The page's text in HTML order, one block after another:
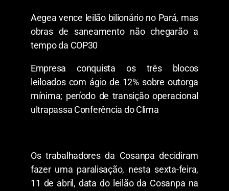
Aegea vence leilão bilionário no Pará, mas
obras de saneamento não chegarão a
tempo da COP30
Empresa conquista os três blocos
leiloados com ágio de 12% sobre outorga
mínima; período de transição operacional
ultrapassa Conferência do Clima
Os trabalhadores da Cosanpa decidiram
fazer uma paralisação, nesta sexta-feira,
11 de abril, data do leilão da Cosanpa na